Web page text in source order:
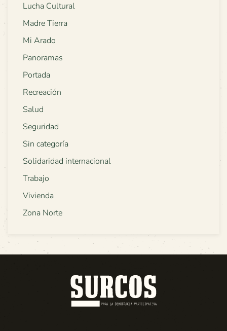
Lucha Cultural
Madre Tierra
Mi Arado
Panoramas
Portada
Recreación
Salud
Seguridad
Sin categoría
Solidaridad internacional
Trabajo
Vivienda
Zona Norte